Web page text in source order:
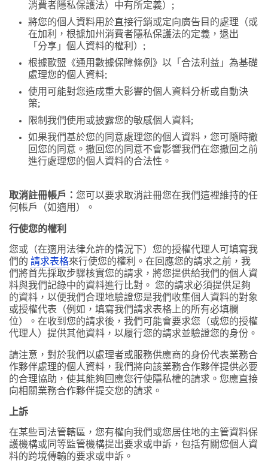
消費者隱私保護法）中有所定義）;
將您的個人資料用於直接行銷或定向廣告目的處理（或
在加利，根據加州消費者隱私保護法的定義，退出
「分享」個人資料的權利）;
根據歐盟《通用數據保障條例》以「合法利益」為基礎
處理您的個人資料;
使用可能對您造成重大影響的個人資料分析或自動決
策;
限制我們使用或披露您的敏感個人資料;
如果我們基於您的同意處理您的個人資料，您可隨時撤
回您的同意。撤回您的同意不會影響我們在您撤回之前
進行處理您的個人資料的合法性。
取消註冊帳戶： 您可以要求取消註冊您在我們這裡維持的任
何帳戶（如適用）。
行使您的權利
您或（在適用法律允許的情況下）您的授權代理人可填寫我
們的 請求表格來行使您的權利。在回應您的請求之前，我
們將首先採取步驟核實您的請求，將您提供給我們的個人資
料與我們記錄中的資料進行比對。 您的請求必須提供足夠
的資料，以便我們合理地驗證您是我們收集個人資料的對象
或授權代表（例如，填寫我們請求表格上的所有必填欄
位）。在收到您的請求後，我們可能會要求您（或您的授權
代理人）提供其他資料，以履行您的請求並驗證您的身份。
請注意，對於我們以處理者或服務供應商的身份代表業務合
作夥伴處理的個人資料，我們將向該業務合作夥伴提供必要
的合理協助，使其能夠回應您行使隱私權的請求。您應直接
向相關業務合作夥伴提交您的請求。
上訴
在某些司法管轄區，您有權向我們或您居住地的主管資料保
護機構或同等監管機構提出要求或申訴，包括有關您個人資
料的跨境傳輸的要求或申訴。